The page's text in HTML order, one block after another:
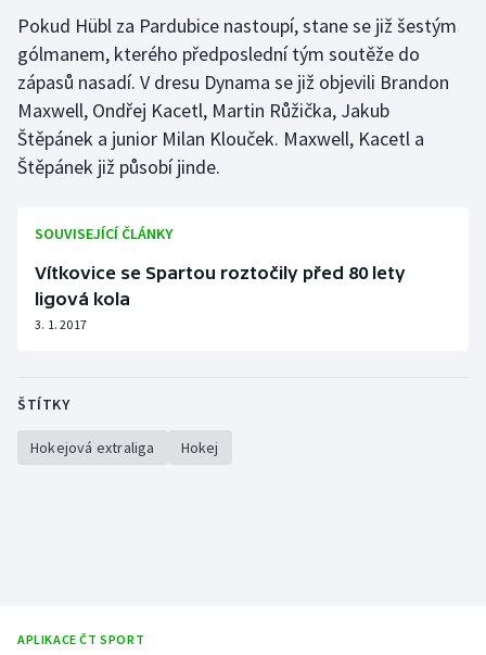
Plážový volejbal
Ragby
Rychlobruslení
Sportovní střelba
Triatlon
Veslování
Pokud Hübl za Pardubice nastoupí, stane se již šestým
gólmanem, kterého předposlední tým soutěže do
zápasů nasadí. V dresu Dynama se již objevili Brandon
Maxwell, Ondřej Kacetl, Martin Růžička, Jakub
Štěpánek a junior Milan Klouček. Maxwell, Kacetl a
Štěpánek již působí jinde.
SOUVISEJÍCÍ ČLÁNKY
Vítkovice se Spartou roztočily před 80 lety
ligová kola
3. 1. 2017
ŠTÍTKY
Hokejová extraliga Hokej
APLIKACE ČT SPORT